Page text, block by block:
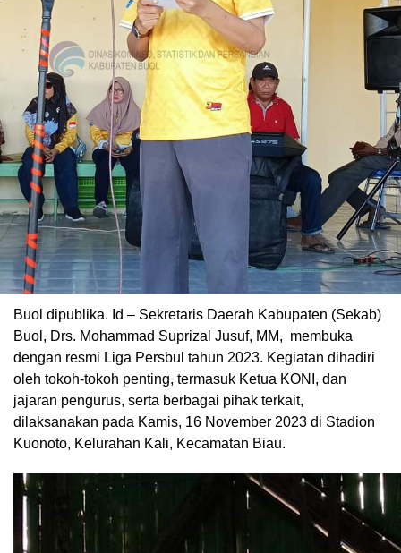
Buol dipublika. Id – Sekretaris Daerah Kabupaten (Sekab)
Buol, Drs. Mohammad Suprizal Jusuf, MM, membuka
dengan resmi Liga Persbul tahun 2023. Kegiatan dihadiri
oleh tokoh-tokoh penting, termasuk Ketua KONI, dan
jajaran pengurus, serta berbagai pihak terkait,
dilaksanakan pada Kamis, 16 November 2023 di Stadion
Kuonoto, Kelurahan Kali, Kecamatan Biau.